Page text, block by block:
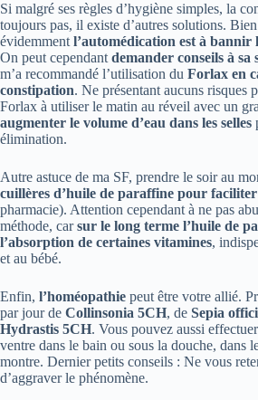
Si malgré ses règles d’hygiène simples, la
toujours pas, il existe d’autres solutions. Bien
évidemment l’automédication est à bannir
On peut cependant demander conseils à sa
m’a recommandé l’utilisation du Forlax en
constipation. Ne présentant aucuns risques
Forlax à utiliser le matin au réveil avec un
augmenter le volume d’eau dans les selles
élimination.
Autre astuce de ma SF, prendre le soir au
cuillères d’huile de paraffine pour
pharmacie). Attention cependant à ne pas
méthode, carsur le long terme l’huile de
l’absorption de certaines vitamines,
et au bébé.
Enfin, l’homéopathie peut être votre allié.
par jour de Collinsonia 5CH, de Sepia
Hydrastis 5CH. Vous pouvez aussi
ventre dans le bain ou sous la douche, dans
montre. Dernier petits conseils : Ne vous
d’aggraver le phénomène.